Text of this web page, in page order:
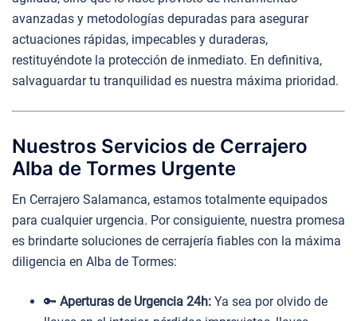
avanzadas y metodologías depuradas para asegurar
actuaciones rápidas, impecables y duraderas,
restituyéndote la protección de inmediato. En definitiva,
salvaguardar tu tranquilidad es nuestra máxima prioridad.
Nuestros Servicios de Cerrajero
Alba de Tormes Urgente
En Cerrajero Salamanca, estamos totalmente equipados
para cualquier urgencia. Por consiguiente, nuestra promesa
es brindarte soluciones de cerrajería fiables con la máxima
diligencia en Alba de Tormes:
🔑 Aperturas de Urgencia 24h: Ya sea por olvido de